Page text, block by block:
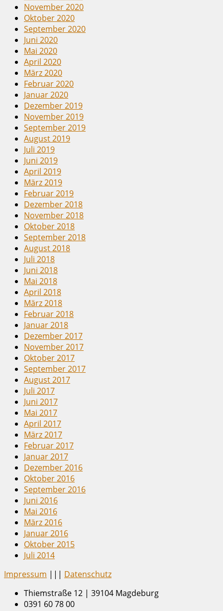
November 2020
Oktober 2020
September 2020
Juni 2020
Mai 2020
April 2020
März 2020
Februar 2020
Januar 2020
Dezember 2019
November 2019
September 2019
August 2019
Juli 2019
Juni 2019
April 2019
März 2019
Februar 2019
Dezember 2018
November 2018
Oktober 2018
September 2018
August 2018
Juli 2018
Juni 2018
Mai 2018
April 2018
März 2018
Februar 2018
Januar 2018
Dezember 2017
November 2017
Oktober 2017
September 2017
August 2017
Juli 2017
Juni 2017
Mai 2017
April 2017
März 2017
Februar 2017
Januar 2017
Dezember 2016
Oktober 2016
September 2016
Juni 2016
Mai 2016
März 2016
Januar 2016
Oktober 2015
Juli 2014
Impressum ||| Datenschutz
Thiemstraße 12 | 39104 Magdeburg
0391 60 78 00